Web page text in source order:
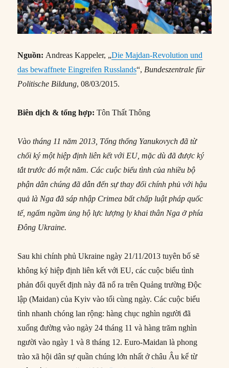
Nguồn: Andreas Kappeler, „Die Majdan-Revolution und
das bewaffnete Eingreifen Russlands“, Bundeszentrale für
Politische Bildung, 08/03/2015.
Biên dịch & tổng hợp:Tôn Thất Thông
Vào tháng 11 năm 2013, Tổng thống Yanukovych đã từ
chối ký một hiệp định liên kết với EU, mặc dù đã được ký
tắt trước đó một năm. Các cuộc biểu tình của nhiều bộ
phận dân chúng đã dẫn đến sự thay đổi chính phủ với hậu
quả là Nga đã sáp nhập Crimea bất chấp luật pháp quốc
tế, ngấm ngầm ủng hộ lực lượng ly khai thân Nga ở phía
Đông Ukraine.
Sau khi chính phủ Ukraine ngày 21/11/2013 tuyên bố sẽ
không ký hiệp định liên kết với EU, các cuộc biểu tình
phản đối quyết định này đã nổ ra trên Quảng trường Độc
lập (Maidan) của Kyiv vào tối cùng ngày. Các cuộc biểu
tình nhanh chóng lan rộng: hàng chục nghìn người đã
xuống đường vào ngày 24 tháng 11 và hàng trăm nghìn
người vào ngày 1 và 8 tháng 12. Euro-Maidan là phong
trào xã hội dân sự quần chúng lớn nhất ở châu Âu kể từ